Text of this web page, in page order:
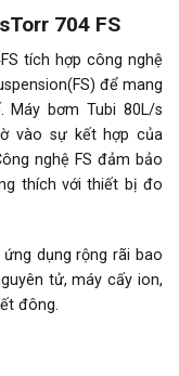
704 FS
tích hợp công nghệ
để mang
Máy bơm Tubi 80L/s
vào sự kết hợp của
nghệ FS đảm bảo
thích với thiết bị đo
dụng rộng rãi bao
tử, máy cấy ion,
đông.